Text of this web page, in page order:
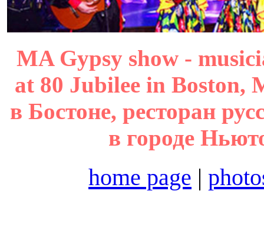
MA Gypsy show -
at 80 Jubilee in Boston,
в Бостоне, ресторан
в городе
home page |